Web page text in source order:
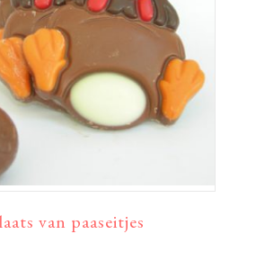
van paaseitjes